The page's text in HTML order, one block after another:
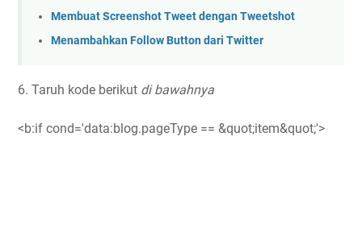
Membuat Screenshot Tweet dengan Tweetshot
Menambahkan Follow Button dari Twitter
6. Taruh kode berikut di bawahnya
<b:if cond='data:blog.pageType == &quot;item&quot;'>